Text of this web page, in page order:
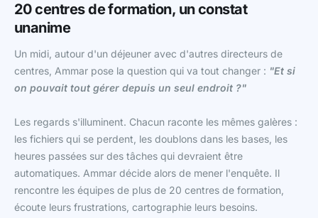
20 centres de formation, un constat
unanime
Un midi, autour d'un déjeuner avec d'autres directeurs de
centres, Ammar pose la question qui va tout changer : "Et si
on pouvait tout gérer depuis un seul endroit ?"
Les regards s'illuminent. Chacun raconte les mêmes galères :
les fichiers qui se perdent, les doublons dans les bases, les
heures passées sur des tâches qui devraient être
automatiques. Ammar décide alors de mener l'enquête. Il
rencontre les équipes de plus de 20 centres de formation,
écoute leurs frustrations, cartographie leurs besoins.